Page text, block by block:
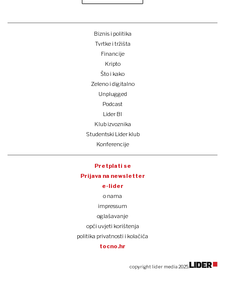
Biznis i politika
Tvrtke i tržišta
Financije
Kripto
Što i kako
Zeleno i digitalno
Unplugged
Podcast
Lider BI
Klub izvoznika
Studentski Lider klub
Konferencije
Pretplati se
Prijava na newsletter
e-lider
o nama
impressum
oglašavanje
opći uvjeti korištenja
politika privatnosti i kolačića
tocno.hr
copyright lider media 2025.